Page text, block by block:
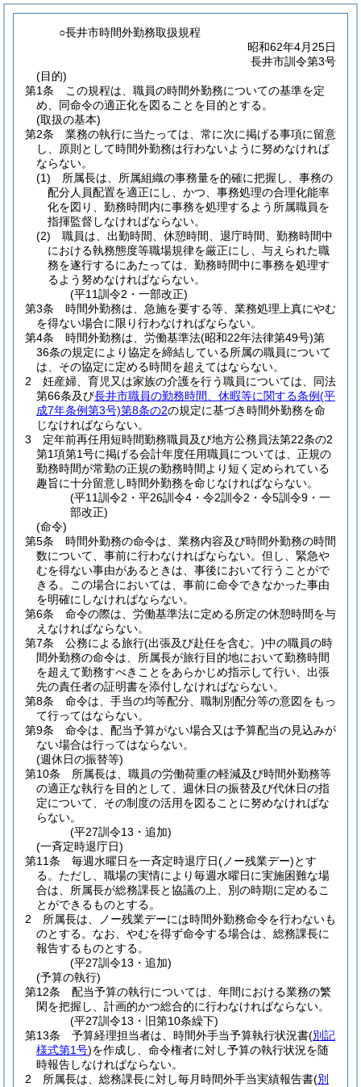
○長井市時間外勤務取扱規程
昭和62年4月25日
長井市訓令第3号
(目的)
第1条
この規程は、職員の時間外勤務についての基準を定
め、同命令の適正化を図ることを目的とする。
(取扱の基本)
第2条
業務の執行に当たっては、常に次に掲げる事項に留意
し、原則として時間外勤務は行わないように努めなければ
ならない。
(1)
所属長は、所属組織の事務量を的確に把握し、事務の
配分人員配置を適正にし、かつ、事務処理の合理化能率
化を図り、勤務時間内に事務を処理するよう所属職員を
指揮監督しなければならない。
(2)
職員は、出勤時間、休憩時間、退庁時間、勤務時間中
における執務態度等職場規律を厳正にし、与えられた職
務を遂行するにあたっては、勤務時間中に事務を処理す
るよう努めなければならない。
(平11訓令2・一部改正)
第3条
時間外勤務は、急施を要する等、業務処理上真にやむ
を得ない場合に限り行わなければならない。
第4条
時間外勤務は、労働基準法(昭和22年法律第49号)第
36条の規定により協定を締結している所属の職員について
は、その協定に定める時間を超えてはならない。
2
妊産婦、育児又は家族の介護を行う職員については、同法
第66条及び長井市職員の勤務時間、休暇等に関する条例(平
成7年条例第3号)第8条の2の規定に基づき時間外勤務を命
じなければならない。
3
定年前再任用短時間勤務職員及び地方公務員法第22条の2
第1項第1号に掲げる会計年度任用職員については、正規の
勤務時間が常勤の正規の勤務時間より短く定められている
趣旨に十分留意し時間外勤務を命じなければならない。
(平11訓令2・平26訓令4・令2訓令2・令5訓令9・一
部改正)
(命令)
第5条
時間外勤務の命令は、業務内容及び時間外勤務の時間
数について、事前に行わなければならない。 但し、緊急や
むを得ない事由があるときは、事後において行うことがで
きる。
この場合においては、事前に命令できなかった事由
を明確にしなければならない。
第6条
命令の際は、労働基準法に定める所定の休憩時間を与
えなければならない。
第7条
公務による旅行(出張及び赴任を含む。)中の職員の時
間外勤務の命令は、所属長が旅行目的地において勤務時間
を超えて勤務すべきことをあらかじめ指示して行い、出張
先の責任者の証明書を添付しなければならない。
第8条
命令は、手当の均等配分、職制別配分等の意図をもっ
て行ってはならない。
第9条
命令は、配当予算がない場合又は予算配当の見込みが
ない場合は行ってはならない。
(週休日の振替等)
第10条
所属長は、職員の労働荷重の軽減及び時間外勤務等
の適正な執行を目的として、週休日の振替及び代休日の指
定について、その制度の活用を図ることに努めなければな
らない。
(平27訓令13・追加)
(一斉定時退庁日)
第11条
毎週水曜日を一斉定時退庁日(ノー残業デー)とす
る。 ただし、職場の実情により毎週水曜日に実施困難な場
合は、所属長が総務課長と協議の上、別の時期に定めるこ
とができるものとする。
2
所属長は、ノー残業デーには時間外勤務命令を行わないも
のとする。 なお、やむを得ず命令する場合は、総務課長に
報告するものとする。
(平27訓令13・追加)
(予算の執行)
第12条
配当予算の執行については、年間における業務の繁
閑を把握し、計画的かつ総合的に行わなければならない。
(平27訓令13・旧第10条繰下)
第13条
予算経理担当者は、時間外手当予算執行状況書(別記
様式第1号)を作成し、命令権者に対し予算の執行状況を随
時報告しなければならない。
2
所属長は、総務課長に対し毎月時間外手当実績報告書(別